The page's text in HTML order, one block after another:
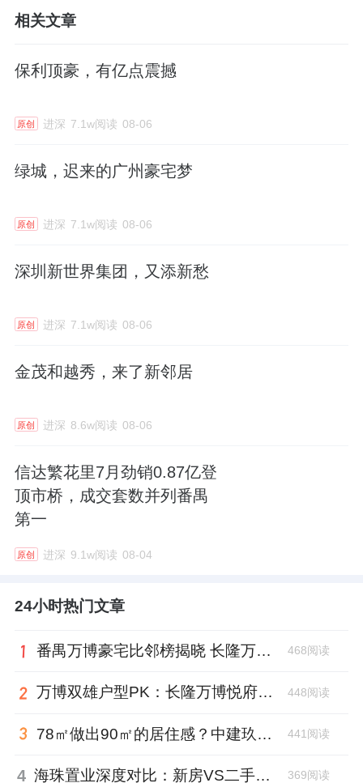
相关文章
保利顶豪，有亿点震撼
原创 进深 7.1w阅读 08-06
绿城，迟来的广州豪宅梦
原创 进深 7.1w阅读 08-06
深圳新世界集团，又添新愁
原创 进深 7.1w阅读 08-06
金茂和越秀，来了新邻居
原创 进深 8.6w阅读 08-06
信达繁花里7月劲销0.87亿登
顶市桥，成交套数并列番禺
第一
原创 进深 9.1w阅读 08-04
24小时热门文章
番禺万博豪宅比邻榜揭晓 长隆万博悦府凭“顶配资源”登顶 468阅读
万博双雄户型PK：长隆万博悦府与越秀万博和臻，谁的设计更懂生活？ 448阅读
78㎡做出90㎡的居住感？中建玖合·未来方洲“空间魔法”深度解析 441阅读
4 海珠置业深度对比：新房VS二手房，谁才是2026年的“版本答案”？ 369阅读